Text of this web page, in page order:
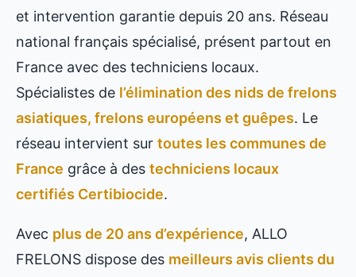
et intervention garantie depuis 20 ans. Réseau
national français spécialisé, présent partout en
France avec des techniciens locaux.
Spécialistes de l’élimination des nids de frelons
asiatiques, frelons européens et guêpes. Le
réseau intervient sur toutes les communes de
France grâce à des techniciens locaux
certifiés Certibiocide.
Avec plus de 20 ans d’expérience, ALLO
FRELONS dispose des meilleurs avis clients du